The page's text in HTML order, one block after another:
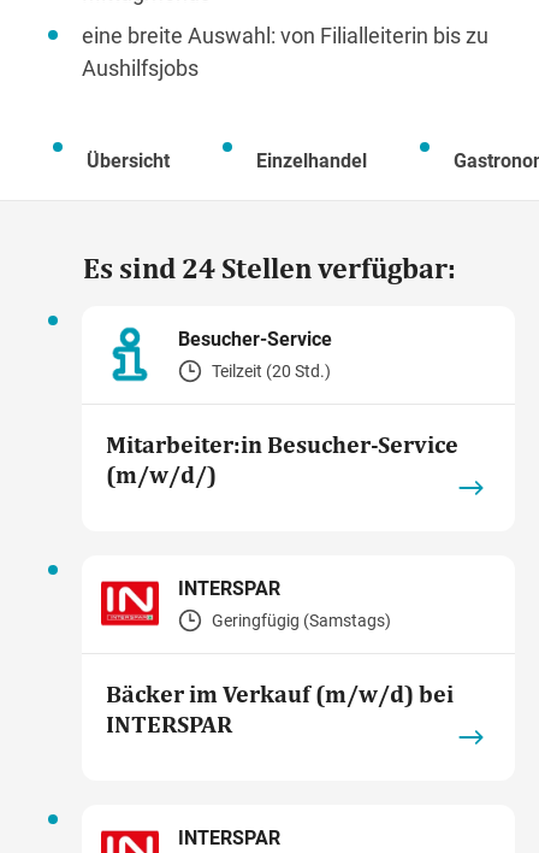
eine breite Auswahl: von Filialleiterin bis zu
Aushilfsjobs
Übersicht Einzelhandel
Es sind 24 Stellen verfügbar:
Besucher-Service
Teilzeit (20 Std.)
Mitarbeiter:in Besucher-Service
(m/w/d/)
INTERSPAR
Geringfügig (Samstags)
Bäcker im Verkauf (m/w/d) bei
INTERSPAR
INTERSPAR